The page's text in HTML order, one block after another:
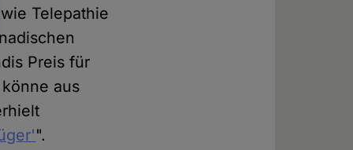
Telepathie
Preis für
aus
".